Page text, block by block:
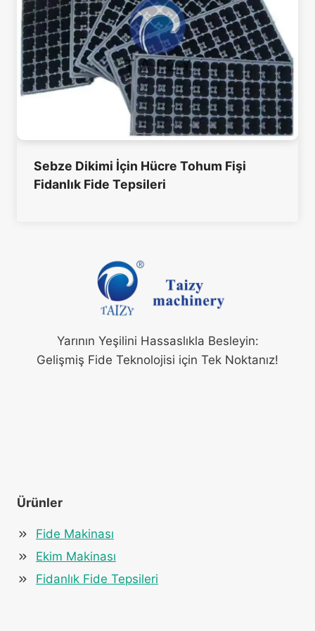
Sebze Dikimi İçin Hücre Tohum Fişi
Fidanlık Fide Tepsileri
Yarının Yeşilini Hassaslıkla Besleyin:
Gelişmiş Fide Teknolojisi için Tek Noktanız!
Ürünler
Fide Makinası
Ekim Makinası
Fidanlık Fide Tepsileri